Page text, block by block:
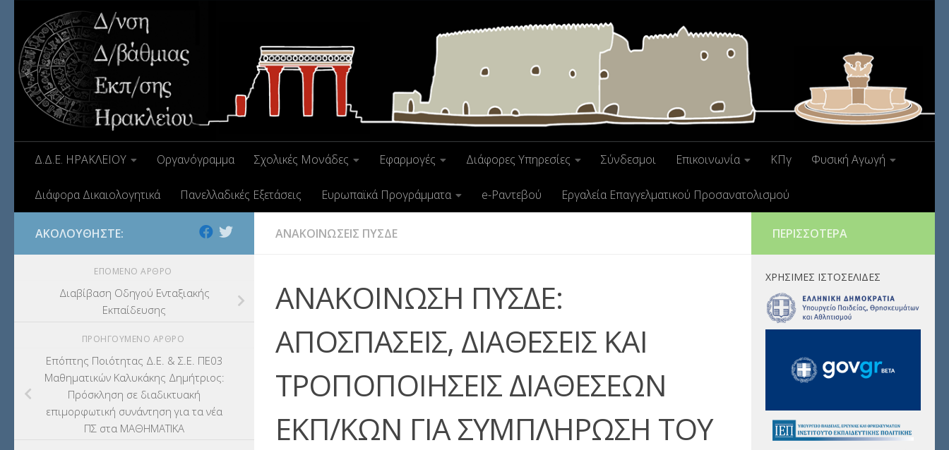
Δ.Δ.Ε. ΗΡΑΚΛΕΙΟΥ Οργανόγραμμα Σχολικές Μονάδες Εφαρμογές Διάφορες Υπηρεσίες Σύνδεσμοι Επικοινωνία ΚΠγ Φυσική Αγωγή
Διάφορα Δικαιολογητικά Πανελλαδικές Εξετάσεις Ευρωπαϊκά Προγράμματα e-Ραντεβού Εργαλεία Επαγγελματικού Προσανατολισμού
ΑΝΑΚΟΙΝΩΣΕΙΣ ΠΥΣΔΕ
ΑΝΑΚΟΙΝΩΣΗ ΠΥΣΔΕ:
ΑΠΟΣΠΑΣΕΙΣ, ΔΙΑΘΕΣΕΙΣ ΚΑΙ
ΤΡΟΠΟΠΟΙΗΣΕΙΣ ΔΙΑΘΕΣΕΩΝ
ΕΚΠ/ΚΩΝ ΓΙΑ ΣΥΜΠΛΗΡΩΣΗ ΤΟΥ
ΑΚΟΛΟΥΘΉΣΤΕ:
ΕΠΌΜΕΝΟ ΆΡΘΡΟ
Διαβίβαση Οδηγού Ενταξιακής
Εκπαίδευσης
ΠΡΟΗΓΟΎΜΕΝΟ ΆΡΘΡΟ
Επόπτης Ποιότητας Δ.Ε. & Σ.Ε. ΠΕ03
Μαθηματικών Καλυκάκης Δημήτριος:
Πρόσκληση σε διαδικτυακή
επιμορφωτική συνάντηση για τα νέα
ΠΣ στα ΜΑΘΗΜΑΤΙΚΑ
ΠΕΡΙΣΣΌΤΕΡΑ
ΧΡΉΣΙΜΕΣ ΙΣΤΟΣΕΛΊΔΕΣ